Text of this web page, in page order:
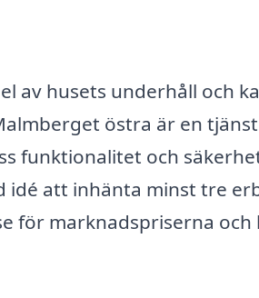
av husets underhåll och
östra är en
funktionalitet och
att inhänta minst tre
för marknadspriserna